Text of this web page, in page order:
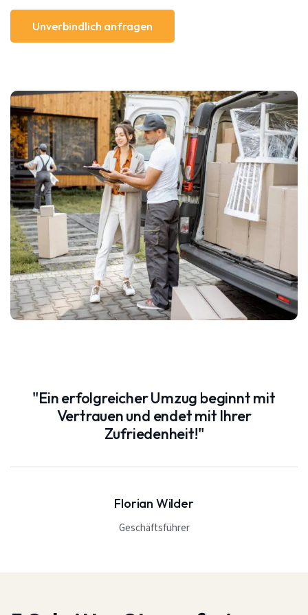
"Ein erfolgreicher Umzug beginnt mit
Vertrauen und endet mit Ihrer
Zufriedenheit!"
Florian Wilder
Geschäftsführer
Unverbindlich anfragen